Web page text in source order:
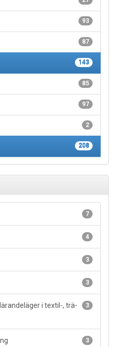
93
87
143
85
97
2
208
7
4
3
3
3
i textil-, trä-
3